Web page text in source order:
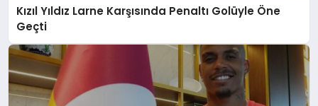
Kızıl Yıldız Larne Karşısında Penaltı Golüyle Öne
Geçti